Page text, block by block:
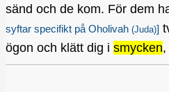
sänd och de kom. För dem
syftar specifikt på Oholivah (Juda)]
ögon och klätt dig i smycken,